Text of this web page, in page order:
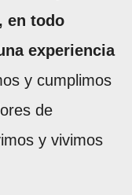
en todo
experiencia
y cumplimos
de
y vivimos